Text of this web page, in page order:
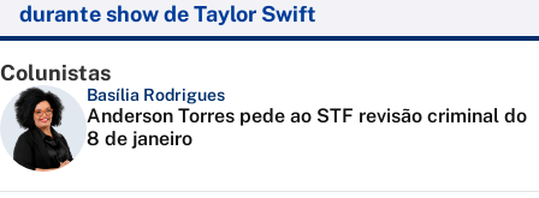
durante show de Taylor Swift
Colunistas
Basília Rodrigues
Anderson Torres pede ao STF revisão criminal do
8 de janeiro